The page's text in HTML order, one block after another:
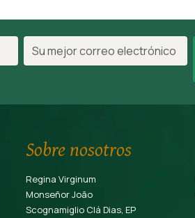
Sobre nosotros
Regina Virginum
Monseñor João
Scognamiglio Clá Dias, EP